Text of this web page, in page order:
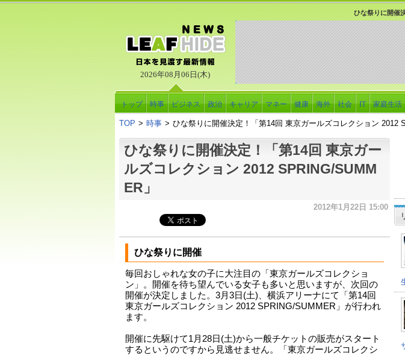
2026年08月06日(木)
ひな祭りに開催
トップ 時事 ビジネス 政治 キャリア マネー 健康 海外 社会 IT 家庭生活
TOP > 時事 > ひな祭りに開催決定！「第14回 東京ガールズコレクション 2012
ひな祭りに開催決定！「第14回 東京ガー
ルズコレクション 2012 SPRING/SUMM
ER」
2012年1月22日 15:00
ひな祭りに開催
毎回おしゃれな女の子に大注目の「東京ガールズコレクショ
ン」。開催を待ち望んでいる女子も多いと思いますが、次回の
開催が決定しました。3月3日(土)、横浜アリーナにて「第14回
東京ガールズコレクション 2012 SPRING/SUMMER」が行われ
ます。
開催に先駆けて1月28日(土)から一般チケットの販売がスタート
するというのですから見逃せません。「東京ガールズコレクシ